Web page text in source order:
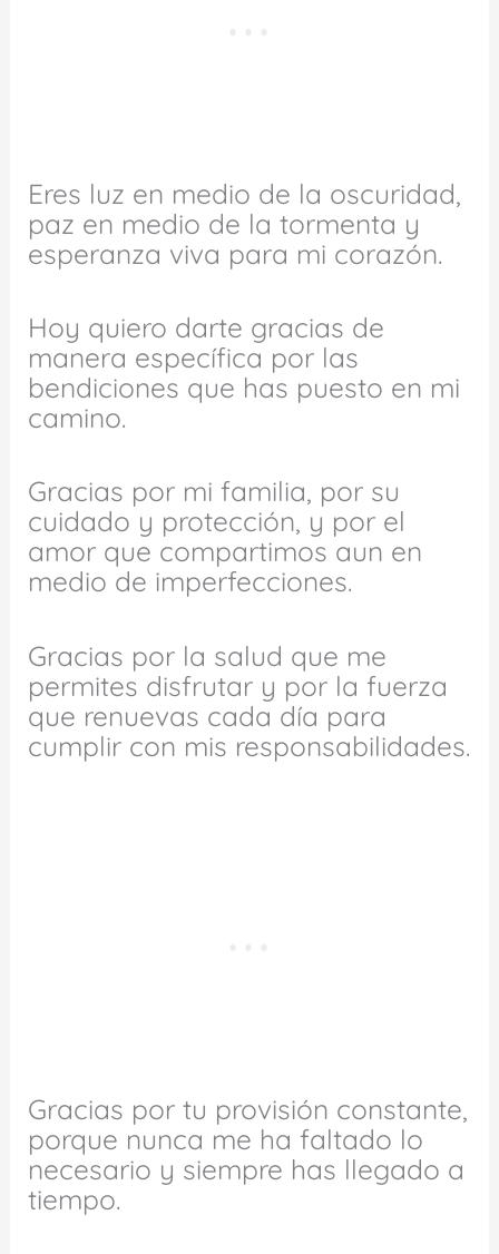
Eres luz en medio de la oscuridad,
paz en medio de la tormenta y
esperanza viva para mi corazón.
Hoy quiero darte gracias de
manera específica por las
bendiciones que has puesto en mi
camino.
Gracias por mi familia, por su
cuidado y protección, y por el
amor que compartimos aun en
medio de imperfecciones.
Gracias por la salud que me
permites disfrutar y por la fuerza
que renuevas cada día para
cumplir con mis responsabilidades.
Gracias por tu provisión constante,
porque nunca me ha faltado lo
necesario y siempre has llegado a
tiempo.